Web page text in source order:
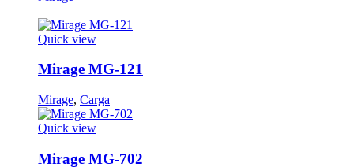
Quick view
Mirage MG-121
Mirage, Carga
Quick view
Mirage MG-702